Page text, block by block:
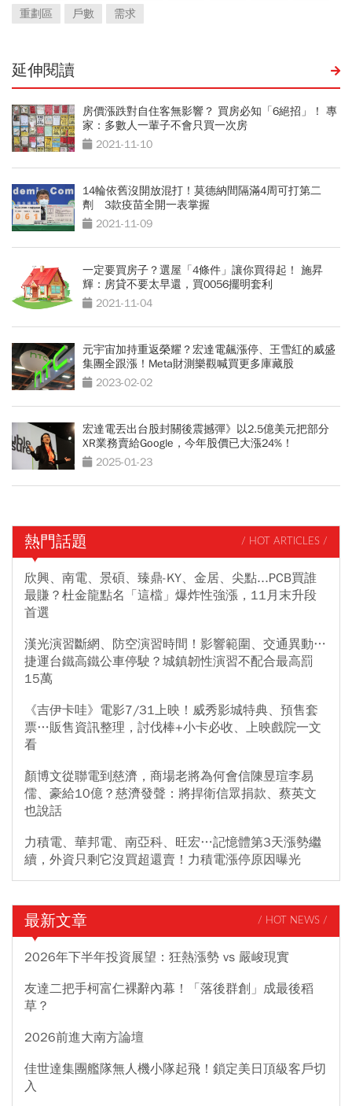
重劃區
戶數 需求
延伸閱讀
房價漲跌對自住客無影響？ 買房必知「6絕招」！ 專
家：多數人一輩子不會只買一次房
2021-11-10
14輪依舊沒開放混打！莫德納間隔滿4周可打第二
劑 3款疫苗全開一表掌握
2021-11-09
一定要買房子？選屋「4條件」讓你買得起！ 施昇
輝：房貸不要太早還，買0056擺明套利
2021-11-04
元宇宙加持重返榮耀？宏達電飆漲停、王雪紅的威盛
集團全跟漲！Meta財測樂觀喊買更多庫藏股
2023-02-02
宏達電丟出台股封關後震撼彈》以2.5億美元把部分
XR業務賣給Google，今年股價已大漲24%！
2025-01-23
熱門話題 / HOT ARTICLES /
欣興、南電、景碩、臻鼎-KY、金居、尖點...PCB買誰
最賺？杜金龍點名「這檔」爆炸性強漲，11月末升段
首選
漢光演習斷網、防空演習時間！影響範圍、交通異動…
捷運台鐵高鐵公車停駛？城鎮韌性演習不配合最高罰
15萬
《吉伊卡哇》電影7/31上映！威秀影城特典、預售套
票…販售資訊整理，討伐棒+小卡必收、上映戲院一文
看
顏博文從聯電到慈濟，商場老將為何會信陳昱瑄李易
儒、豪給10億？慈濟發聲：將捍衛信眾捐款、蔡英文
也說話
力積電、華邦電、南亞科、旺宏…記憶體第3天漲勢繼
續，外資只剩它沒買超還賣！力積電漲停原因曝光
最新文章 / HOT NEWS /
2026年下半年投資展望：狂熱漲勢 vs 嚴峻現實
友達二把手柯富仁裸辭內幕！「落後群創」成最後稻
草？
2026前進大南方論壇
佳世達集團艦隊無人機小隊起飛！鎖定美日頂級客戶切
入